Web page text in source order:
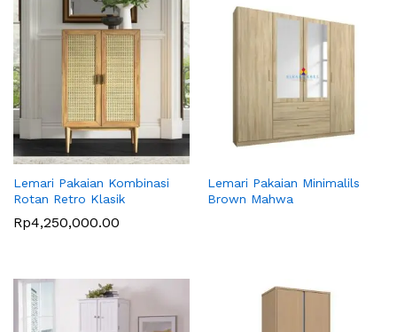
Lemari Pakaian Kombinasi
Rotan Retro Klasik
Rp4,250,000.00
Lemari Pakaian Minimalils
Brown Mahwa